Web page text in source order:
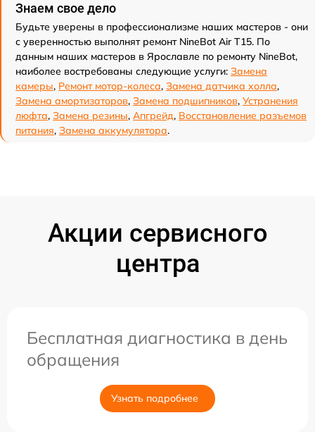
Знаем свое дело
Будьте уверены в профессионализме наших мастеров - они
с уверенностью выполнят ремонт NineBot Air T15. По
данным наших мастеров в Ярославле по ремонту NineBot,
наиболее востребованы следующие услуги: Замена
камеры, Ремонт мотор-колеса, Замена датчика холла,
Замена амортизаторов, Замена подшипников, Устранения
люфта, Замена резины, Апгрейд, Восстановление разъемов
питания, Замена аккумулятора.
Акции сервисного
центра
Бесплатная диагностика в день
обращения
Узнать подробнее